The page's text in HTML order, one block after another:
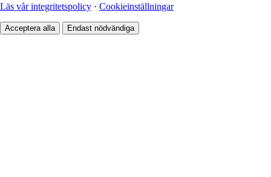
Läs vår integritetspolicy · Cookieinställningar
Acceptera alla Endast nödvändiga